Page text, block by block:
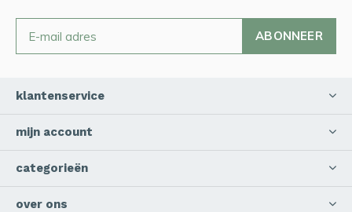
ABONNEER
klantenservice
mijn account
categorieën
over ons